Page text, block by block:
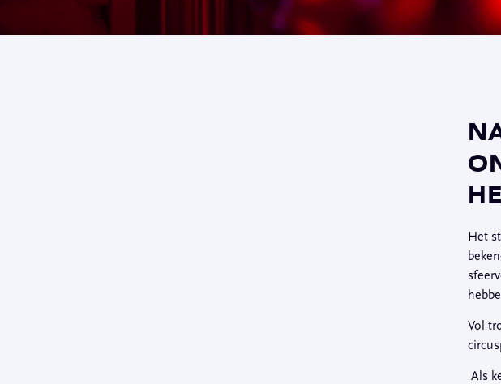
Het
Vol
Als